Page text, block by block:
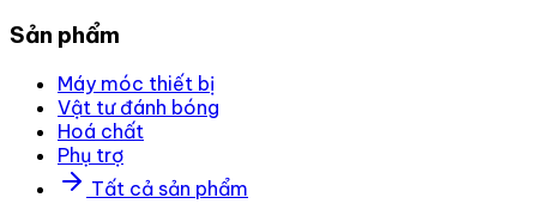
Sản phẩm
Máy móc thiết bị
Vật tư đánh bóng
Hoá chất
Phụ trợ
Tất cả sản phẩm